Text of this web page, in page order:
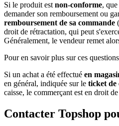
Si le produit est non-conforme,
demander son remboursement ou
remboursement de sa commande
droit de rétractation, qui peut
Généralement, le vendeur remet
Pour en savoir plus sur ces
Si un achat a été effectué en
en général, indiquée sur le ticket de
caisse, le commerçant est en droit
Contacter Topshop